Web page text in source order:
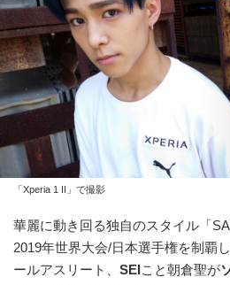
「Xperia 1 II」で撮影
華麗に動き回る独自のスタイル「
2019年世界大会/日本選手権を制覇
ールアスリート、 SEIこと朝倉聖が